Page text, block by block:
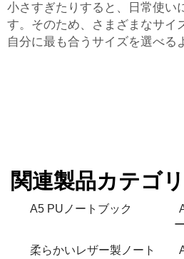
小さすぎたりすると、日常使い
す。そのため、さまざまなサイ
自分に最も合うサイズを選べる
関連製品カテゴリ
A5 PUノートブック
柔らかいレザー製ノート